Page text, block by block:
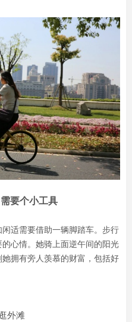
要个小工具
适需要借助一辆脚踏车。步行
心情。她骑上面逆午间的阳光
拥有旁人羡慕的财富，包括好
外滩